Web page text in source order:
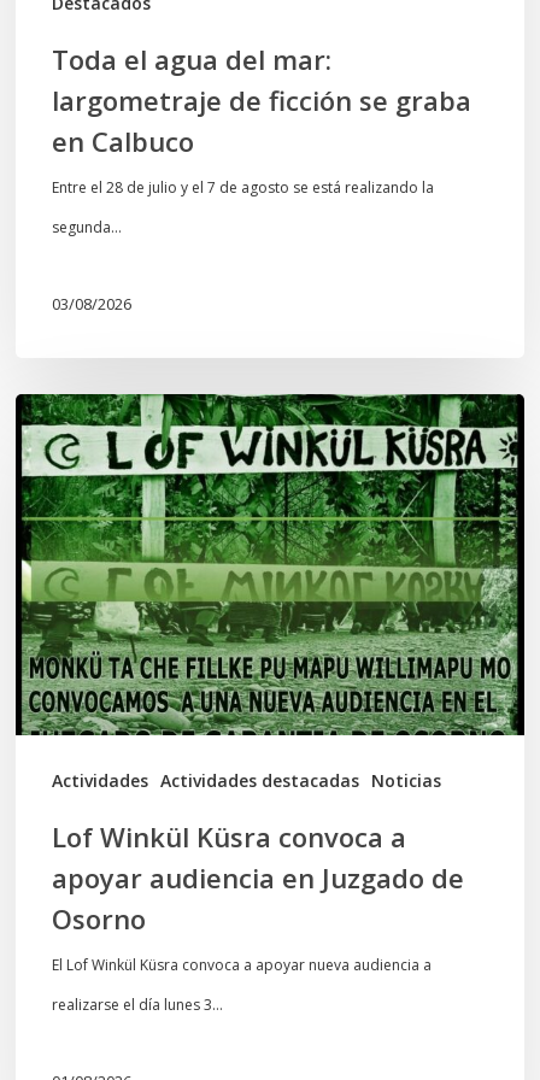
Toda el agua del mar:
largometraje de ficción se graba
en Calbuco
Entre el 28 de julio y el 7 de agosto se está realizando la
segunda…
03/08/2026
Actividades Actividades destacadas Noticias
Lof
Winkül
Küsra
convoca
a
apoyar
audiencia
en
Juzgado
Lof Winkül Küsra convoca a
apoyar audiencia en Juzgado de
Osorno
El Lof Winkül Küsra convoca a apoyar nueva audiencia a
realizarse el día lunes 3…